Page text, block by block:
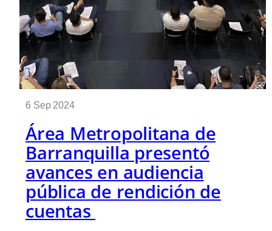
6 Sep 2024
Área Metropolitana de
Barranquilla presentó
avances en audiencia
pública de rendición de
cuentas